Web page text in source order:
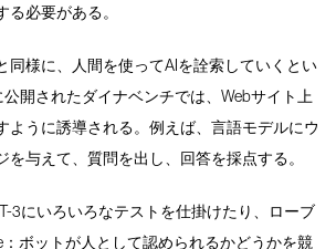
る必要がある。
同様に、人間を使ってAIを詮索していくとい
開されたダイナベンチでは、Webサイト上
ように誘導される。例えば、言語モデルにウ
を与えて、質問を出し、回答を採点する。
3にいろいろなテストを仕掛けたり、ローブ
：ボットが人として認められるかどうかを競